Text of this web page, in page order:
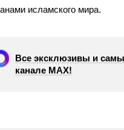
исламского мира.
Все эксклюзивы и
канале МАХ!